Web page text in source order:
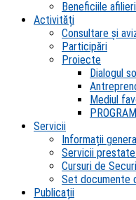
Beneficiile
Activități
Consultare și
Participări
Proiecte
Dialogul
Mediul
Servicii
Informații
Servicii
Cursuri de
Set documente
Publicații